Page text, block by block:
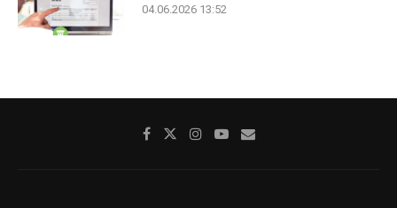
04.06.2026 13:52